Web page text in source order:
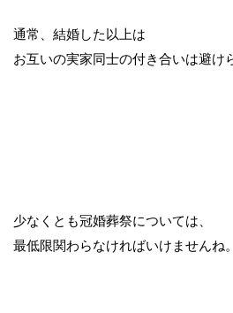
通常、結婚した以上は
お互いの実家同士の付き合いは避け
少なくとも冠婚葬祭については、
最低限関わらなければいけませんね。